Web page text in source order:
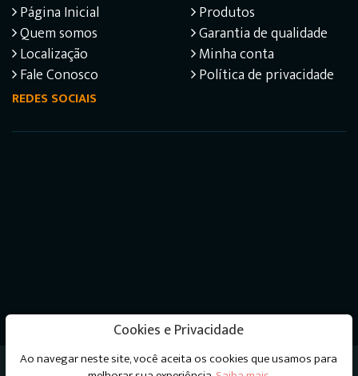
Página Inicial
Quem somos
Localização
Fale Conosco
Produtos
Garantia de qualidade
Minha conta
Política de privacidade
REDES SOCIAIS
Livraria do Psicanalista © 2026 - Todos os direitos
Cookies e Privacidade
Ao navegar neste site, você aceita os cookies que usamos para